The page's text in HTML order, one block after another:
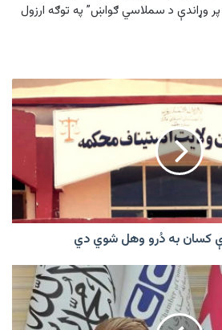
وړاندې د سملاسي ګواښ” په توګه ارزول
کسان به دُرو وهل شوي دي